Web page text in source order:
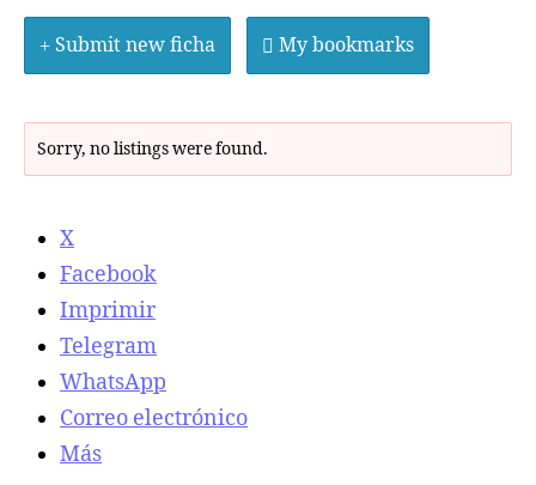
Submit new ficha My bookmarks
Sorry, no listings were found.
X
Facebook
Imprimir
Telegram
WhatsApp
Correo electrónico
Más